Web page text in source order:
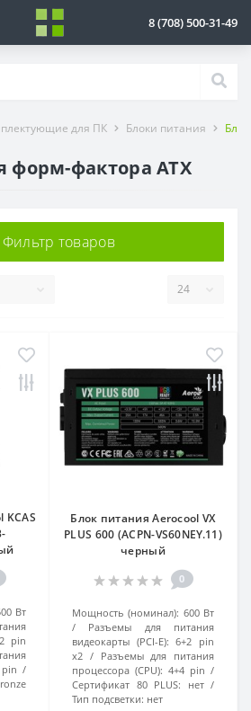
8 (708) 500-31-49
для ПК Блоки питания
форм-фактора ATX
Фильтр товаров
KCAS
Вт
pin
Блок питания Aerocool VX
PLUS 600 (ACPN-VS60NEY.11)
черный
0
Мощность (номинал): 600 Вт
Разъемы для питания
видеокарты (PCI-E): 6+2 pin
x2
Разъемы для питания
процессора (CPU): 4+4 pin
Сертификат 80 PLUS:
нет
Тип подсветки: нет